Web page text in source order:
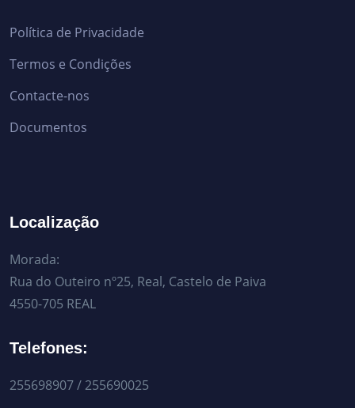
Política de Privacidade
Termos e Condições
Contacte-nos
Documentos
Localização
Morada:
Rua do Outeiro nº25, Real, Castelo de Paiva
4550-705 REAL
Telefones:
255698907 / 255690025